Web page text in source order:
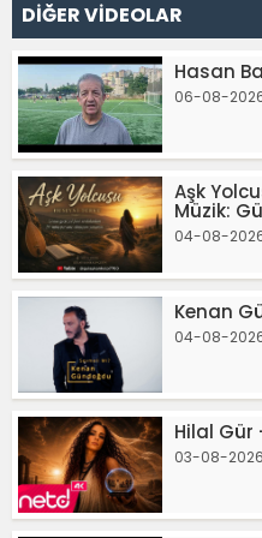
DİĞER VİDEOLAR
Hasan
06-08-
Aşk
Müzik:
04-08-
Kenan
04-08-
Hilal Gür
03-08-